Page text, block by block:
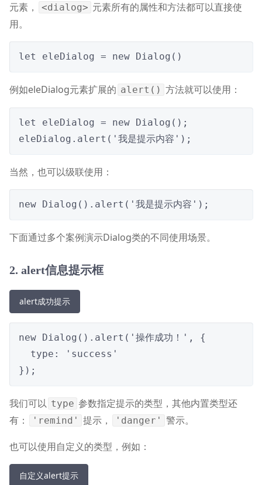
元素， <dialog> 元素所有的属性和方法都可以直接使
用。
let eleDialog = new Dialog()
例如eleDialog元素扩展的 alert() 方法就可以使用：
let eleDialog = new Dialog();
eleDialog.alert('我是提示内容');
当然，也可以级联使用：
new Dialog().alert('我是提示内容');
下面通过多个案例演示Dialog类的不同使用场景。
2. alert信息提示框
alert成功提示
new Dialog().alert('操作成功！', {
});
我们可以 type 参数指定提示的类型，其他内置类型还
有：
'remind' 提示， 'danger' 警示。
也可以使用自定义的类型，例如：
自定义alert提示